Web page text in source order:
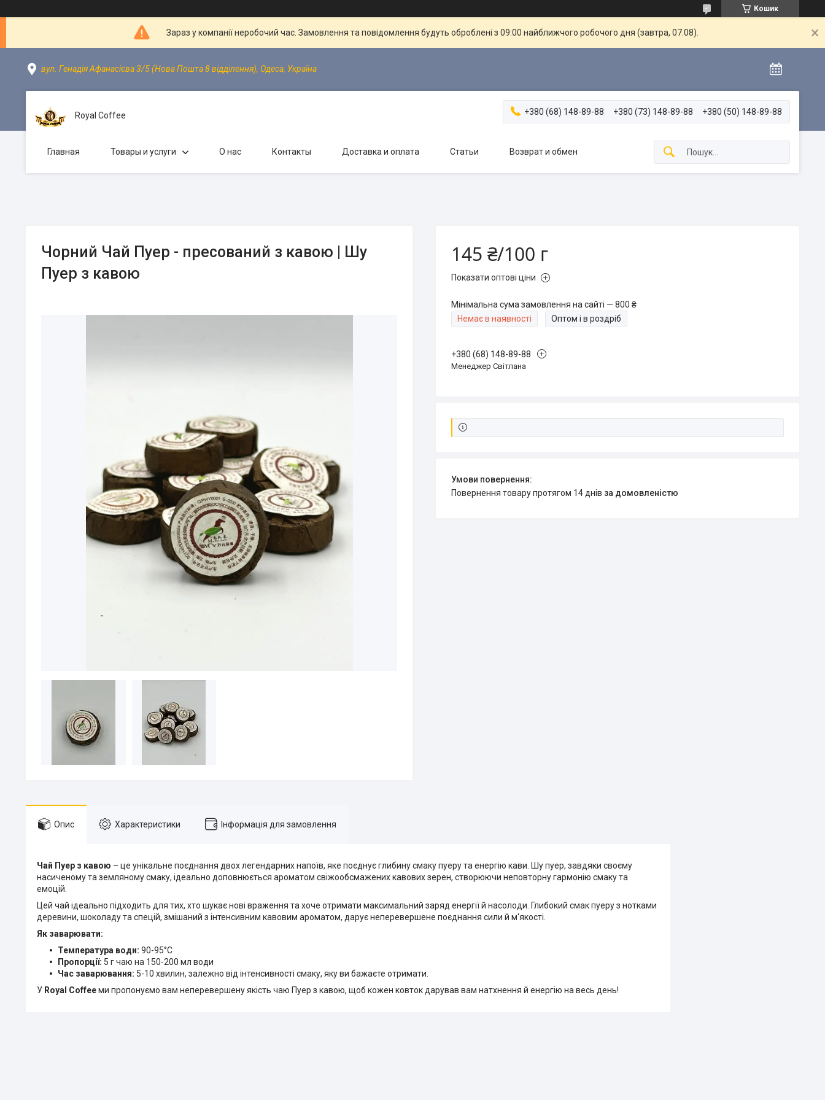
Кошик
Зараз у компанії неробочий час. Замовлення та повідомлення будуть оброблені з 09:00 найближчого робочого дня (завтра, 07.08).
вул. Генадія Афанасієва 3/5 (Нова Пошта 8 відділення), Одеса, Україна
Royal Coffee +380 (68) 148-89-88 +380 (73) 148-89-88 +380 (50) 148-89-88
Главная Товары и услуги О нас Контакты Доставка и оплата Статьи Возврат и обмен
Чорний Чай Пуер - пресований з кавою | Шу
Пуер з кавою
145 ₴/100 г
Показати оптові ціни
Мінімальна сума замовлення на сайті — 800 ₴
Немає в наявності
Оптом і в роздріб
+380 (68) 148-89-88
Менеджер Світлана
повернення товару протягом 14 днів за домовленістю
Опис Характеристики Інформація для замовлення
Чай Пуер з кавою – це унікальне поєднання двох легендарних напоїв, яке поєднує глибину смаку пуеру та енергію кави. Шу пуер, завдяки своєму
насиченому та земляному смаку, ідеально доповнюється ароматом свіжообсмажених кавових зерен, створюючи неповторну гармонію смаку та
емоцій.
Цей чай ідеально підходить для тих, хто шукає нові враження та хоче отримати максимальний заряд енергії й насолоди. Глибокий смак пуеру з нотками
деревини, шоколаду та спецій, змішаний з інтенсивним кавовим ароматом, дарує неперевершене поєднання сили й м'якості.
Як заварювати:
Температура води: 90-95°C
Пропорції: 5 г чаю на 150-200 мл води
Час заварювання: 5-10 хвилин, залежно від інтенсивності смаку, яку ви бажаєте отримати.
У Royal Coffeeми пропонуємо вам неперевершену якість чаю Пуер з кавою, щоб кожен ковток дарував вам натхнення й енергію на весь день!